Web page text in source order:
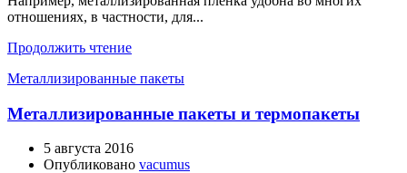
отношениях, в частности, для...
Продолжить чтение
Металлизированные пакеты
Металлизированные пакеты и термопакеты
5 августа 2016
Опубликовано vacumus